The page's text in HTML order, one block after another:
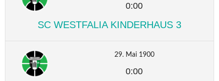
0:00
SC WESTFALIA KINDERHAUS 3
29. Mai 1900
0:00